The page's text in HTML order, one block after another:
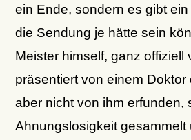
ein Ende, sondern es gibt
die Sendung je hätte sein
Meister himself, ganz
präsentiert von einem Doktor
aber nicht von ihm
Ahnungslosigkeit gesammelt